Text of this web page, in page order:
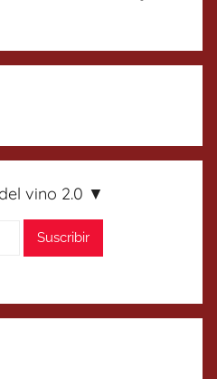
vino 2.0 ▼